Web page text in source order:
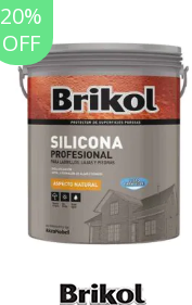
20%
OFF